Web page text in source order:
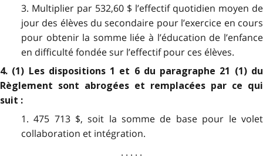
3. Multiplier par 532,60 $ l’effectif quotidien moyen de
jour des élèves du secondaire pour l’exercice en cours
pour obtenir la somme liée à l’éducation de l’enfance
en difficulté fondée sur l’effectif pour ces élèves.
4. (1) Les dispositions 1 et 6 du paragraphe 21 (1) du
Règlement sont abrogées et remplacées par ce qui
suit :
1. 475 713 $, soit la somme de base pour le volet
collaboration et intégration.
. . . . .